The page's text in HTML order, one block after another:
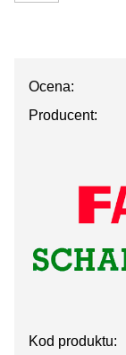
Ocena:
Producent:
Kod produktu: